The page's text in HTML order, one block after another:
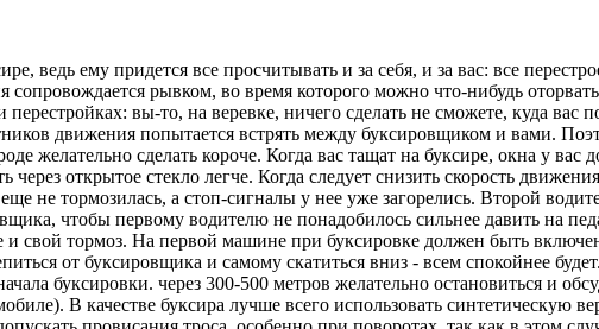
ведь ему придется все просчитывать и за себя, и за вас: все
сопровождается рывком, во время которого можно что-нибудь
вы-то, на веревке, ничего сделать не сможете, куда вас
движения попытается встрять между буксировщиком и вами.
желательно сделать короче. Когда вас тащат на буксире, окна у
открытое стекло легче. Когда следует снизить скорость
не тормозилась, а стоп-сигналы у нее уже загорелись. Второй
чтобы первому водителю не понадобилось сильнее давить на
и свой тормоз. На первой машине при буксировке должен быть
от буксировщика и самому скатиться вниз - всем спокойнее
буксировки. через 300-500 метров желательно остановиться и
В качестве буксира лучше всего использовать синтетическую